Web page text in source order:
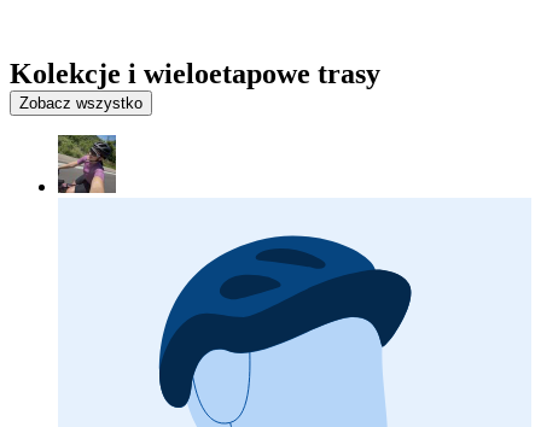
Kolekcje i wieloetapowe trasy
Zobacz wszystko